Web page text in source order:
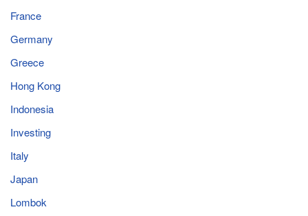
France
Germany
Greece
Hong Kong
Indonesia
Investing
Italy
Japan
Lombok